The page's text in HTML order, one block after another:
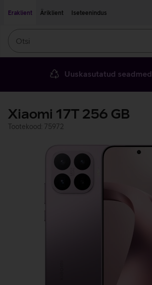
Eraklient
Äriklient Iseteenindus
Uuskasutatud seadmed
Xiaomi 17T 256 GB
Tootekood: 75972